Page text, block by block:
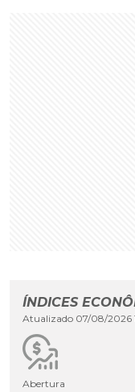
ÍNDICES
Atualizado 07/08/2026
Abertura